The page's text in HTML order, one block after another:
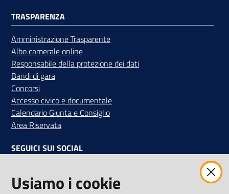
TRASPARENZA
Amministrazione Trasparente
Albo camerale online
Responsabile della protezione dei dati
Bandi di gara
Concorsi
Accesso civico e documentale
Calendario Giunta e Consiglio
Area Riservata
SEGUICI SUI SOCIAL
Usiamo i cookie